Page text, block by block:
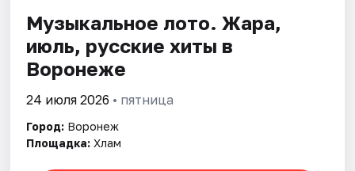
Города
Площадки
Артисты
Рейтинги
Музыкальное лото. Жара,
июль, русские хиты в
Воронеже
24 июля 2026 • пятница
Город: Воронеж
Площадка: Хлам